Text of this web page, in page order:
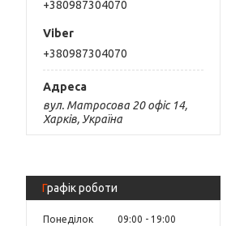
+380987304070
+380987304070
вул. Матросова 20 офіс 14,
Харків, Україна
Графік роботи
Понеділок 09:00
19:00